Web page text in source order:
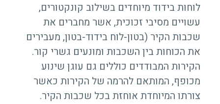
לוחות בידוד מיוחדים בשילוב קונקטורים,
עשויים מסיבי זכוכית, אשר מחברים את
שכבות הקיר (בטון-לוח בידוד-בטון, מעבירים
את הכוחות בין השכבות ומונעים גשרי קור.
הקירות המבודדים כוללים גם עוגן שינוע
מכופף, המותאם להרמה של הקירות כאשר
צורתו המיוחדת אוחזת בכל שכבות הקיר.